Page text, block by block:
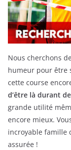
Nous cherchons
humeur pour être
cette course
d’être là durant
grande utilité
encore mieux.
incroyable famille
assurée !